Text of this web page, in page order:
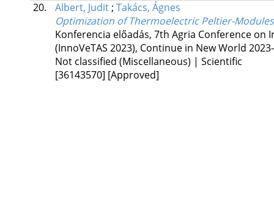
20.
Albert, Judit; Takács, Ágnes
Optimization of Thermoelectric Peltier-
Konferencia előadás, 7th Agria Conference on
(InnoVeTAS 2023), Continue in New World
Not classified (Miscellaneous) | Scientific
[36143570] [Approved]